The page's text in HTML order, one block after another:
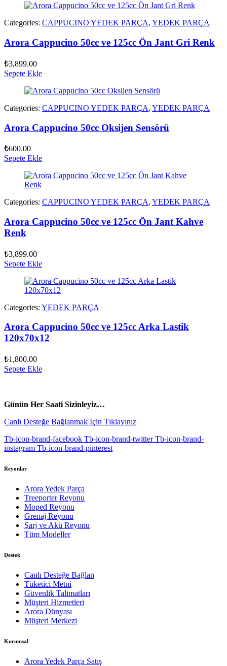
Categories: CAPPUCINO YEDEK PARÇA, YEDEK PARÇA
Arora Cappucino 50cc ve 125cc Ön Jant Gri Renk
₺3,899.00
Sepete Ekle
Categories: CAPPUCINO YEDEK PARÇA, YEDEK PARÇA
Arora Cappucino 50cc Oksijen Sensörü
₺600.00
Sepete Ekle
Categories: CAPPUCINO YEDEK PARÇA, YEDEK PARÇA
Arora Cappucino 50cc ve 125cc Ön Jant Kahve
Renk
₺3,899.00
Sepete Ekle
Categories: YEDEK PARÇA
Arora Cappucino 50cc ve 125cc Arka Lastik
120x70x12
₺1,800.00
Sepete Ekle
Günün Her Saati Sizinleyiz…
Canlı Desteğe Bağlanmak İçin Tıklayınız
Tb-icon-brand-facebook Tb-icon-brand-twitter Tb-icon-brand-
instagram Tb-icon-brand-pinterest
Reyonlar
Arora Yedek Parça
Treeporter Reyonu
Moped Reyonu
Grenaj Reyonu
Şarj ve Akü Reyonu
Tüm Modeller
Destek
Canlı Desteğe Bağlan
Tüketici Metni
Güvenlik Talimatları
Müşteri Hizmetleri
Arora Dünyası
Müşteri Merkezi
Kurumsal
Arora Yedek Parça Satış